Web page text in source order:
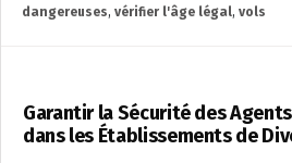
dangereuses, vérifier l'âge légal, vols
Garantir la Sécurité des
dans les Établissements de